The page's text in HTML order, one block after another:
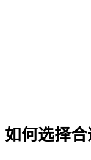
如何选择